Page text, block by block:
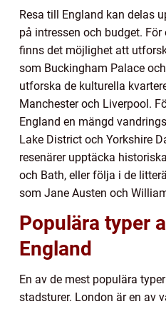
Resa till England kan delas
på intressen och budget.
finns det möjlighet att
som Buckingham Palace
utforska de kulturella
Manchester och Liverpool.
England en mängd
Lake District och Yorkshire
resenärer upptäcka
och Bath, eller följa i de
som Jane Austen och
Populära typer
England
En av de mest populära
stadsturer. London är en av